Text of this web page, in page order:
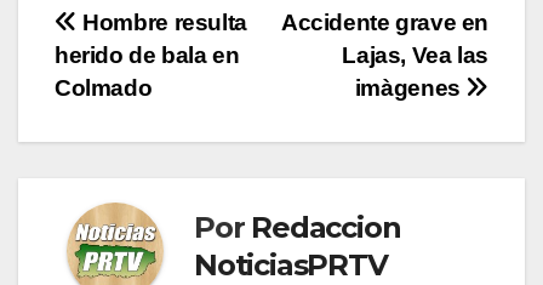
Navegación
de
entradas
Accidente grave en
Lajas, Vea las
imàgenes
Hombre resulta
herido de bala en
Colmado
Por Redaccion
NoticiasPRTV